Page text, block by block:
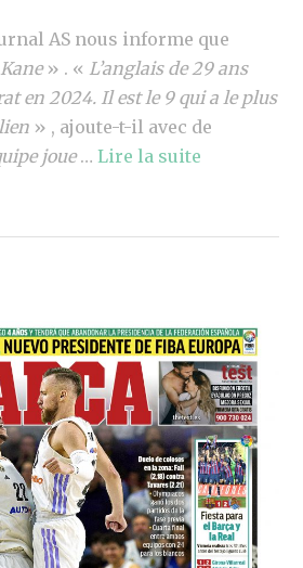
AS nous informe que
» . « L’anglais de 29 ans
en 2024. Il est le 9 qui a le plus
» , ajoute-t-il avec de
joue…Lire la suite